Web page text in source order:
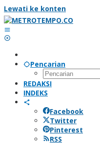
Lewati ke konten
Pencarian
REDAKSI
INDEKS
Facebook
Twitter
Pinterest
RSS